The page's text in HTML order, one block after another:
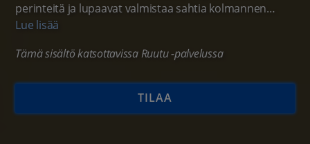
perinteitä ja lupaavat valmistaa sahtia kolmannen
sisarensa (Kataja) häitä varten, mutta tulevat
koko erän. Alkaa hupaisa kamppailu krapulaa ja aikaa
lisää, ja pelissä ovat sekä perhesuhteet että maine.
Lue lisää
Tämä sisältö katsottavissa Ruutu -palvelussa
TILAA